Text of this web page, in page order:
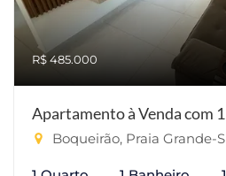
R$ 485.000
Apartamento à Venda com
Boqueirão, Praia Grande-